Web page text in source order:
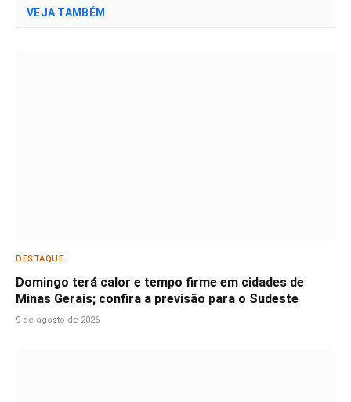
VEJA TAMBÉM
DESTAQUE
Domingo terá calor e tempo firme em cidades de
Minas Gerais; confira a previsão para o Sudeste
9 de agosto de 2026